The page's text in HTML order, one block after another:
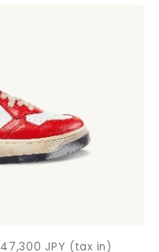
47,300 JPY (tax in )